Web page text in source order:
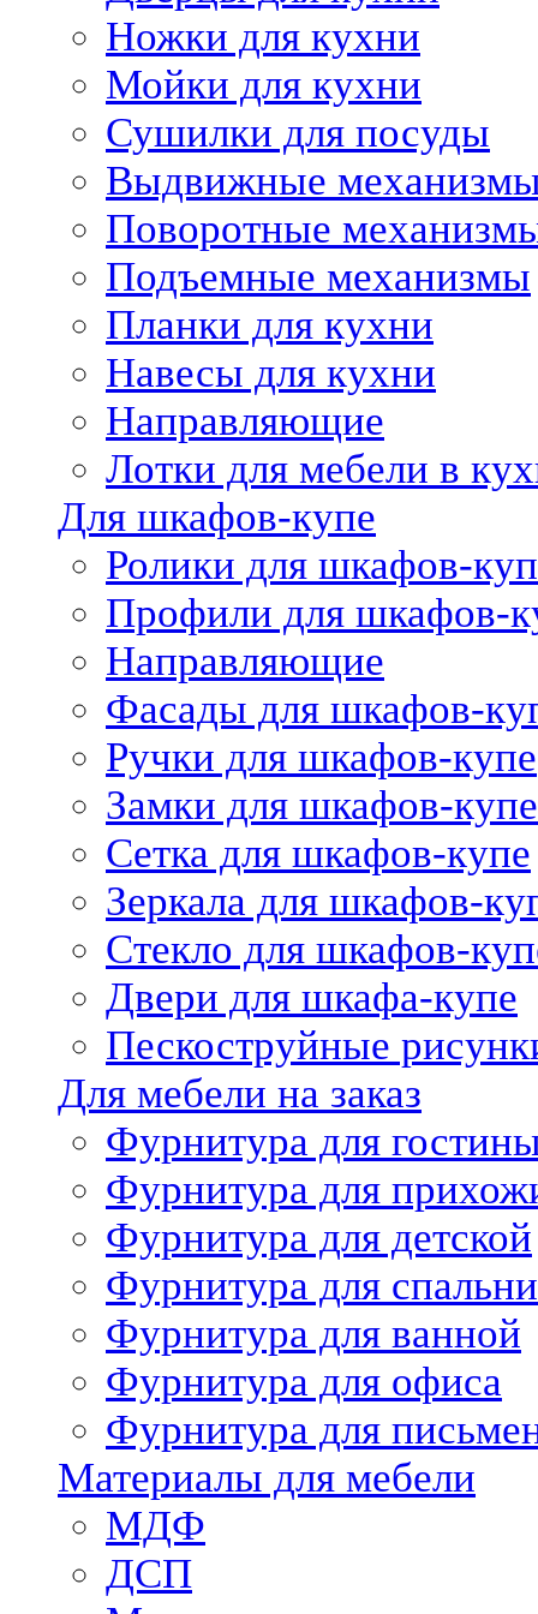
Ножки для кухни
Мойки для кухни
Сушилки для посуды
Выдвижные
Поворотные
Подъемные механизмы
Планки для кухни
Навесы для кухни
Направляющие
Лотки для мебели в
Для шкафов-купе
Ролики для шкафов-
Профили для шкафов-
Направляющие
Фасады для шкафов-
Ручки для шкафов-купе
Замки для шкафов-купе
Сетка для шкафов-купе
Зеркала для шкафов-
Стекло для шкафов-
Двери для шкафа-купе
Пескоструйные
Для мебели на заказ
Фурнитура для
Фурнитура для
Фурнитура для детской
Фурнитура для спальни
Фурнитура для ванной
Фурнитура для офиса
Фурнитура для
Материалы для мебели
МДФ
ДСП